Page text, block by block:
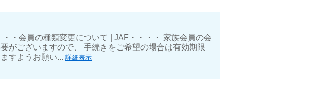
・会員の種類変更について | JAF・・・・ 家族会員の会
がございますので、 手続きをご希望の場合は有効期限
すようお願い... 詳細表示